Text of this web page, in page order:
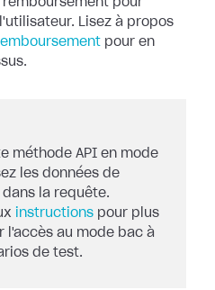
pour
Lisez à propos
pour en
méthode API en mode
les données de
la requête.
instructions pour plus
l'accès au mode bac à
de test.